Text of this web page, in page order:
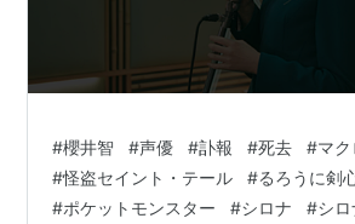
ダイヤモンド・パール
ミカルゲ♀ Lv.61
トリトドン♀ Lv.60
ミロカロス♀ Lv.63
#櫻井智 #声優 #訃報 #死去 #マ
#怪盗セイント・テール #るろうに剣
#ポケットモンスター #シロナ #シ